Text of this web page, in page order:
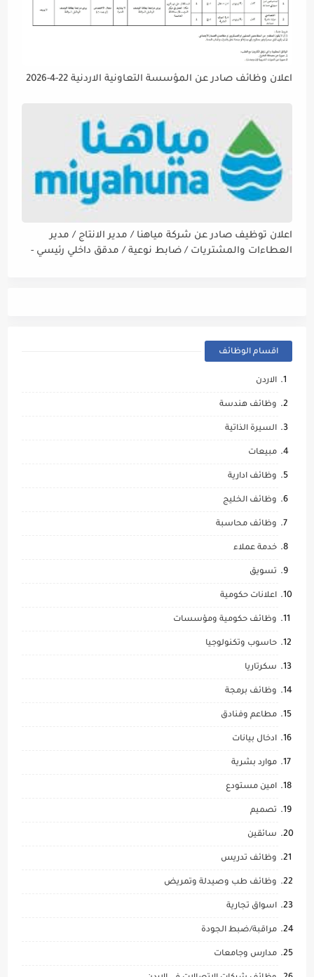
اعلان وظائف صادر عن المؤسسة التعاونية الاردنية 22-4-2026
اعلان توظيف صادر عن شركة مياهنا / مدير الانتاج / مدير
العطاءات والمشتريات / ضابط نوعية / مدقق داخلي رئيسي -
اقسام الوظائف
الاردن
وظائف هندسة
السيرة الذاتية
مبيعات
وظائف ادارية
وظائف الخليج
وظائف محاسبة
خدمة عملاء
تسويق
اعلانات حكومية
وظائف حكومية ومؤسسات
حاسوب وتكنولوجيا
سكرتاريا
وظائف برمجة
مطاعم وفنادق
ادخال بيانات
موارد بشرية
امين مستودع
تصميم
سائقين
وظائف تدريس
وظائف طب وصيدلة وتمريض
اسواق تجارية
مراقبة/ضبط الجودة
مدارس وجامعات